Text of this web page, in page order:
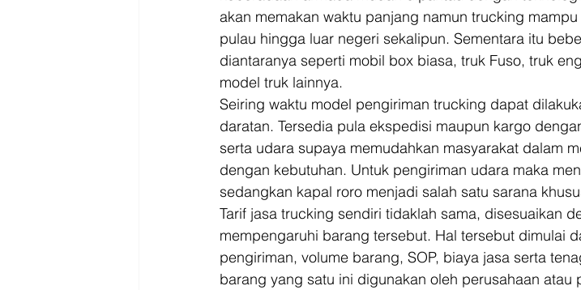
akan memakan waktu panjang namun trucking
pulau hingga luar negeri sekalipun. Sementara itu
diantaranya seperti mobil box biasa, truk Fuso, truk
model truk lainnya.
Seiring waktu model pengiriman trucking dapat
daratan. Tersedia pula ekspedisi maupun kargo
serta udara supaya memudahkan masyarakat dalam
dengan kebutuhan. Untuk pengiriman udara maka
sedangkan kapal roro menjadi salah satu sarana
Tarif jasa trucking sendiri tidaklah sama, disesuaikan
mempengaruhi barang tersebut. Hal tersebut dimulai
pengiriman, volume barang, SOP, biaya jasa serta
barang yang satu ini digunakan oleh perusahaan